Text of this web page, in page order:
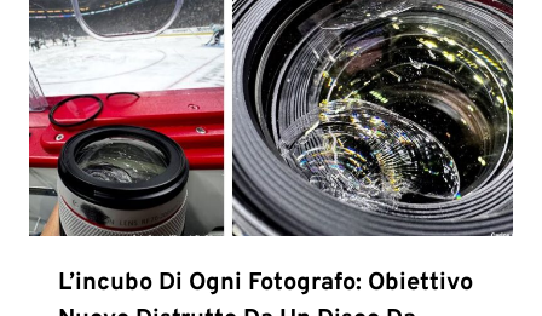
L’incubo Di Ogni Fotografo: Obiettivo